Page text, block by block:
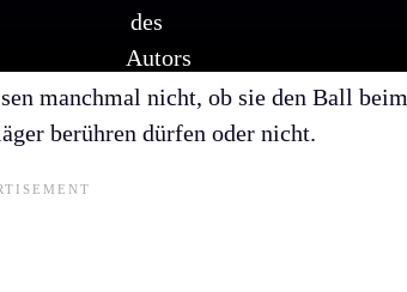
manchmal nicht, ob sie den Ball beim
berühren dürfen oder nicht.